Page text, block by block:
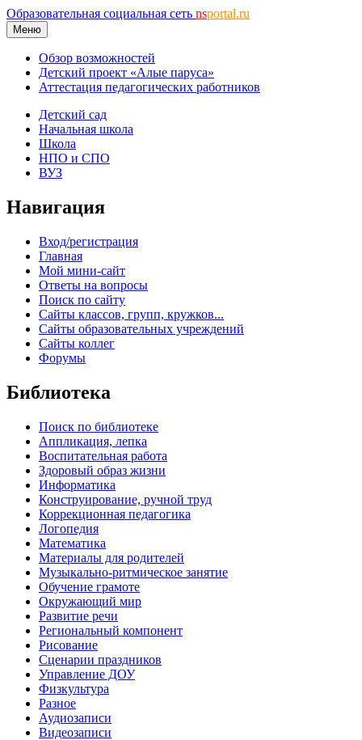
Образовательная социальная сеть nsportal.ru
Меню
Обзор возможностей
Детский проект «Алые паруса»
Аттестация педагогических работников
Детский сад
Начальная школа
Школа
НПО и СПО
ВУЗ
Навигация
Вход/регистрация
Главная
Мой мини-сайт
Ответы на вопросы
Поиск по сайту
Сайты классов, групп, кружков...
Сайты образовательных учреждений
Сайты коллег
Форумы
Библиотека
Поиск по библиотеке
Аппликация, лепка
Воспитательная работа
Здоровый образ жизни
Информатика
Конструирование, ручной труд
Коррекционная педагогика
Логопедия
Математика
Материалы для родителей
Музыкально-ритмическое занятие
Обучение грамоте
Окружающий мир
Развитие речи
Региональный компонент
Рисование
Сценарии праздников
Управление ДОУ
Физкультура
Разное
Аудиозаписи
Видеозаписи